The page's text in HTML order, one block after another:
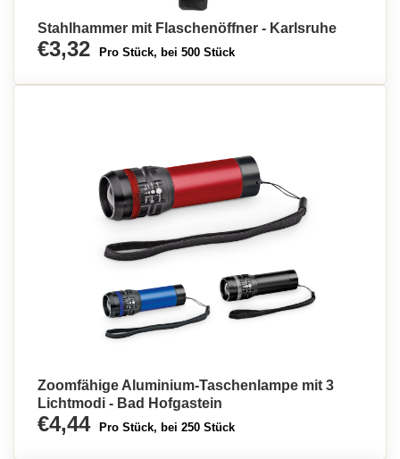
Stahlhammer mit Flaschenöffner - Karlsruhe
€3,32 Pro Stück, bei 500 Stück
Zoomfähige Aluminium-Taschenlampe mit 3
Lichtmodi - Bad Hofgastein
€4,44 Pro Stück, bei 250 Stück